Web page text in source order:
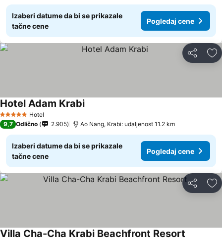
Izaberi datume da bi se prikazale
tačne cene
Pogledaj cene
Deli
5 ZvezdiceHotel
Hotel Adam Krabi
9,7 Odlično 2.905 Ao Nang, Krabi: udaljenost 11.2 km
Izaberi datume da bi se prikazale
tačne cene
Pogledaj cene
Deli
Villa Cha-Cha Krabi Beachfront Resort